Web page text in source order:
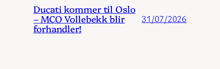
Ducati kommer til Oslo
– MCO Vollebekk blir
forhandler!
31/07/2026